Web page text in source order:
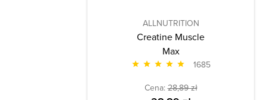
ALLNUTRITION
Creatine Muscle
Max
1685
Cena:28,89 zł